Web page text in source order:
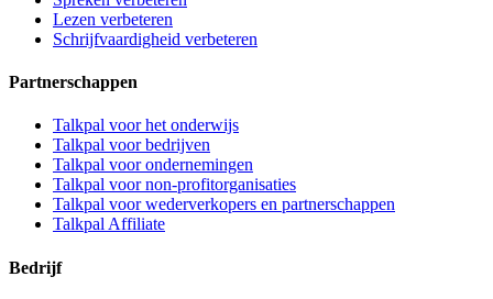
Lezen verbeteren
Schrijfvaardigheid verbeteren
Partnerschappen
Talkpal voor het onderwijs
Talkpal voor bedrijven
Talkpal voor ondernemingen
Talkpal voor non-profitorganisaties
Talkpal voor wederverkopers en partnerschappen
Talkpal Affiliate
Bedrijf